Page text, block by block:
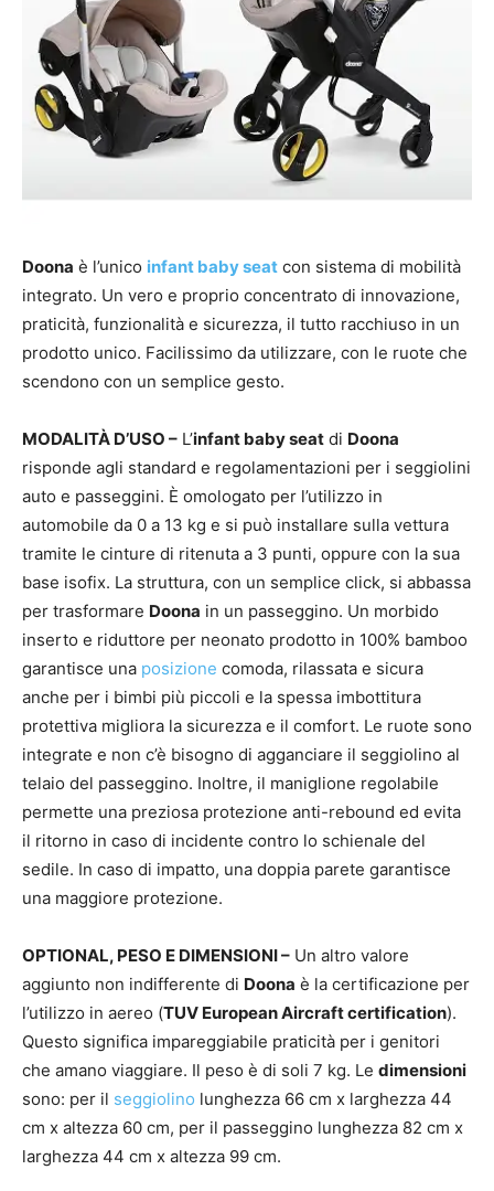
Doona è l’unico infant baby seat con sistema di mobilità
integrato. Un vero e proprio concentrato di innovazione,
praticità, funzionalità e sicurezza, il tutto racchiuso in un
prodotto unico. Facilissimo da utilizzare, con le ruote che
scendono con un semplice gesto.
MODALITÀ D’USO – L’infant baby seat di Doona
risponde agli standard e regolamentazioni per i seggiolini
auto e passeggini. È omologato per l’utilizzo in
automobile da 0 a 13 kg e si può installare sulla vettura
tramite le cinture di ritenuta a 3 punti, oppure con la sua
base isofix. La struttura, con un semplice click, si abbassa
per trasformare Doona in un passeggino. Un morbido
inserto e riduttore per neonato prodotto in 100% bamboo
garantisce una posizione comoda, rilassata e sicura
anche per i bimbi più piccoli e la spessa imbottitura
protettiva migliora la sicurezza e il comfort. Le ruote sono
integrate e non c’è bisogno di agganciare il seggiolino al
telaio del passeggino. Inoltre, il maniglione regolabile
permette una preziosa protezione anti-rebound ed evita
il ritorno in caso di incidente contro lo schienale del
sedile. In caso di impatto, una doppia parete garantisce
una maggiore protezione.
OPTIONAL, PESO E DIMENSIONI – Un altro valore
aggiunto non indifferente di Doona è la certificazione per
l’utilizzo in aereo (TUV European Aircraft certification).
Questo significa impareggiabile praticità per i genitori
che amano viaggiare. Il peso è di soli 7 kg. Le dimensioni
sono: per il seggiolino lunghezza 66 cm x larghezza 44
cm x altezza 60 cm, per il passeggino lunghezza 82 cm x
larghezza 44 cm x altezza 99 cm.